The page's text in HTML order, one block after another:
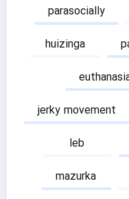
parasocially
huizinga
jerky movement
leb
mazurka